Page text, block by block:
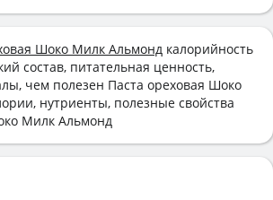
Шоко Милк Альмонд калорийность
состав, питательная ценность,
чем полезен Паста ореховая Шоко
нутриенты, полезные свойства
Милк Альмонд